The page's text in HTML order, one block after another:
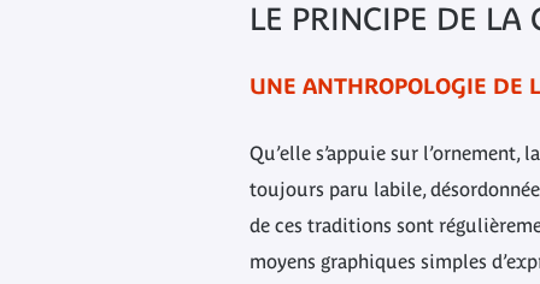
LE PRINCIPE DE LA
UNE ANTHROPOLOGIE DE
Qu’elle s’appuie sur
toujours paru labile,
de ces traditions sont
moyens graphiques simples